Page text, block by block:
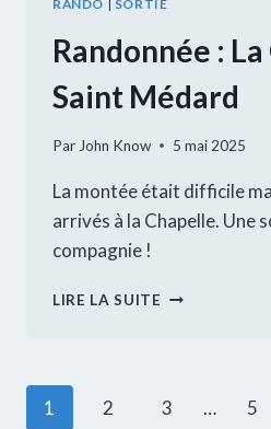
RANDO | SORTIE
Randonnée :
Saint Médard
Par John Know 5 mai 2025
La montée était difficile
arrivés à la Chapelle. Une
compagnie !
LIRE LA SUITE RANDONNÉE
MÉDARD
Navigation
1 2 3 … 5